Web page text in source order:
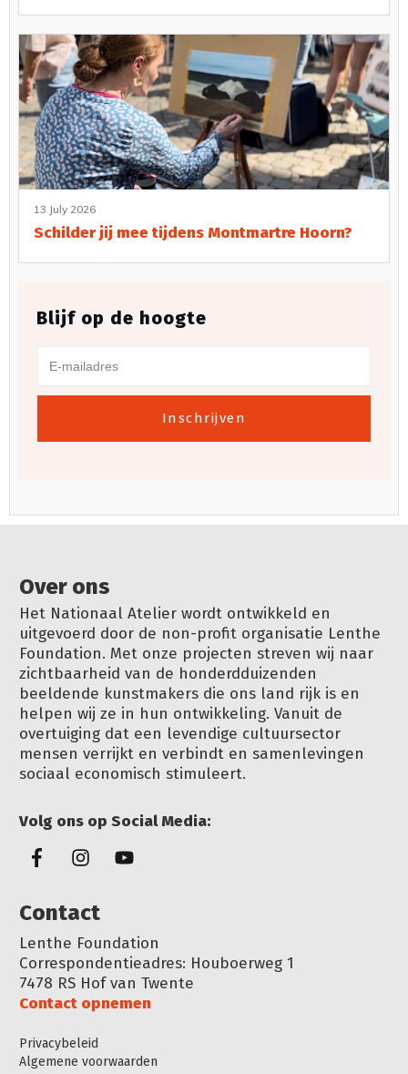
13 July 2026
Schilder jij mee tijdens Montmartre Hoorn?
Blijf op de hoogte
Inschrijven
Over ons
Het Nationaal Atelier wordt ontwikkeld en
uitgevoerd door de non-profit organisatie Lenthe
Foundation. Met onze projecten streven wij naar
zichtbaarheid van de honderdduizenden
beeldende kunstmakers die ons land rijk is en
helpen wij ze in hun ontwikkeling. Vanuit de
overtuiging dat een levendige cultuursector
mensen verrijkt en verbindt en samenlevingen
sociaal economisch stimuleert.
Volg ons op Social Media:
Contact
Lenthe Foundation
Correspondentieadres: Houboerweg 1
7478 RS Hof van Twente
Contact opnemen
Privacybeleid
Algemene voorwaarden